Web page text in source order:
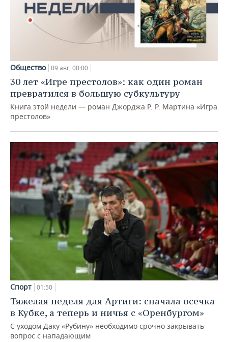
Общество 09 авг, 00:00
30 лет «Игре престолов»: как один роман
превратился в большую субкультуру
Книга этой недели — роман Джорджа Р. Р. Мартина «Игра
престолов»
Спорт 01:50
Тяжелая неделя для Артиги: сначала осечка
в Кубке, а теперь и ничья с «Оренбургом»
С уходом Даку «Рубину» необходимо срочно закрывать
вопрос с нападающим